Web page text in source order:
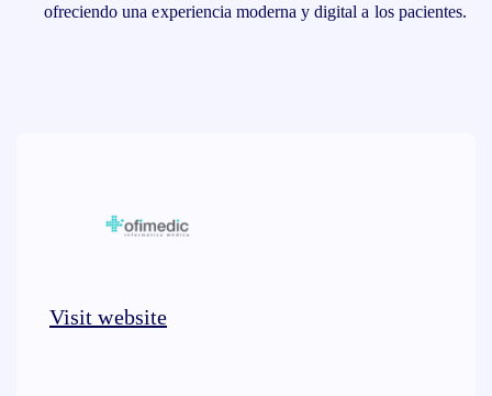
ofreciendo una experiencia moderna y digital a los pacientes.
Visit website